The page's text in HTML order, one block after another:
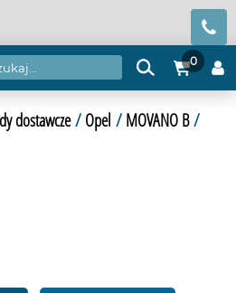
0
dostawcze/ Opel / MOVANO B/